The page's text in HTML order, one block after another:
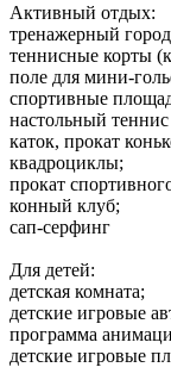
Активный отдых:
тренажерный
теннисные корты
поле для мини-
спортивные
настольный
каток, прокат
квадроциклы;
прокат
конный клуб;
сап-серфинг
Для детей:
детская комната;
детские игровые
программа
детские игровые